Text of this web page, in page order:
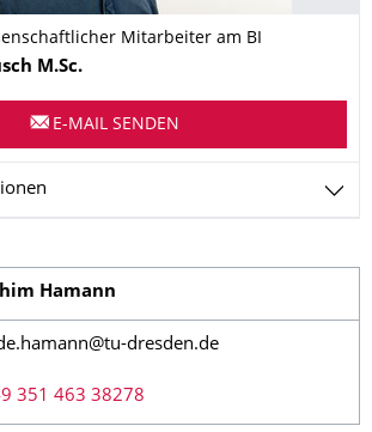
Mitarbeiter am BI
M.Sc.
E-MAIL SENDEN
Hamann
dresden.de
351 463 38278